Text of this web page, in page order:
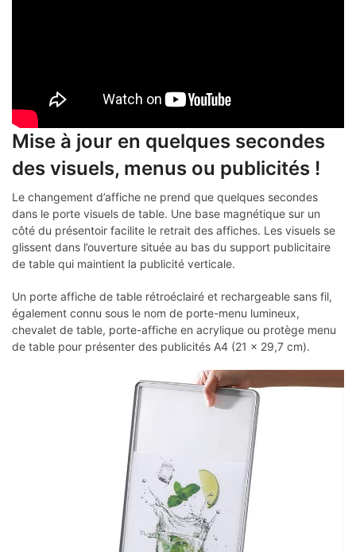
Mise à jour en quelques secondes
des visuels, menus ou publicités !
Le changement d’affiche ne prend que quelques secondes
dans le porte visuels de table. Une base magnétique sur un
côté du présentoir facilite le retrait des affiches. Les visuels se
glissent dans l’ouverture située au bas du support publicitaire
de table qui maintient la publicité verticale.
Un porte affiche de table rétroéclairé et rechargeable sans fil,
également connu sous le nom de porte-menu lumineux,
chevalet de table, porte-affiche en acrylique ou protège menu
de table pour présenter des publicités A4 (21 × 29,7 cm).